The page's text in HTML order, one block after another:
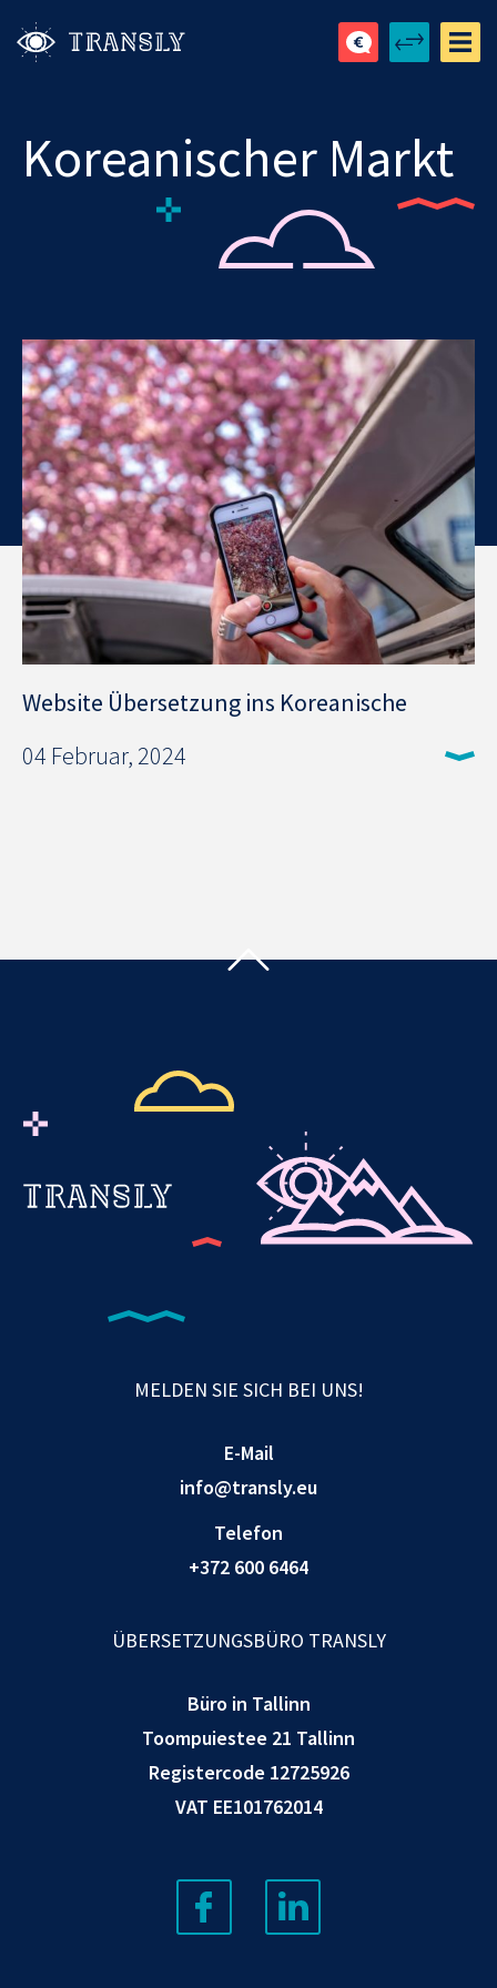
Koreanischer Markt
Website Übersetzung ins Koreanische
04 Februar, 2024
MELDEN SIE SICH BEI UNS!
E-Mail
info@transly.eu
Telefon
+372 600 6464
ÜBERSETZUNGSBÜRO TRANSLY
Büro in Tallinn
Toompuiestee 21 Tallinn
Registercode 12725926
VAT EE101762014